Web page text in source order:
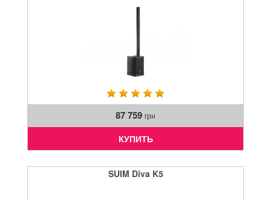
87 759 грн
КУПИТЬ
SUIM Diva K5